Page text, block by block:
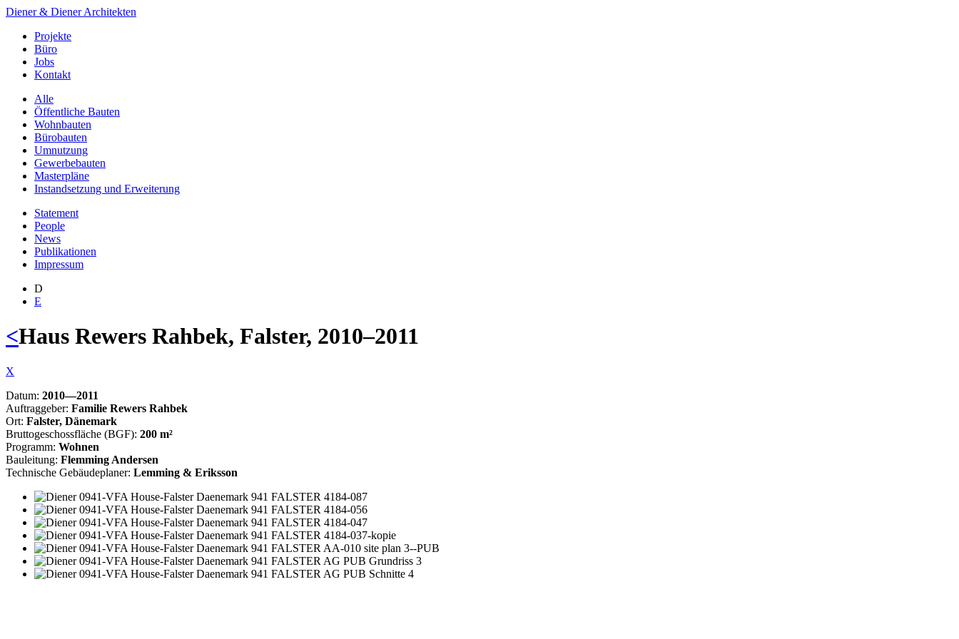
Diener & Diener Architekten
Projekte
Büro
Jobs
Kontakt
Alle
Öffentliche Bauten
Wohnbauten
Bürobauten
Umnutzung
Gewerbebauten
Masterpläne
Instandsetzung und Erweiterung
Statement
People
News
Publikationen
Impressum
D
E
<Haus Rewers Rahbek, Falster, 2010–2011
X
Datum: 2010—2011
Auftraggeber: Familie Rewers Rahbek
Ort: Falster, Dänemark
Bruttogeschossfläche (BGF): 200 m²
Programm: Wohnen
Bauleitung: Flemming Andersen
Technische Gebäudeplaner: Lemming & Eriksson